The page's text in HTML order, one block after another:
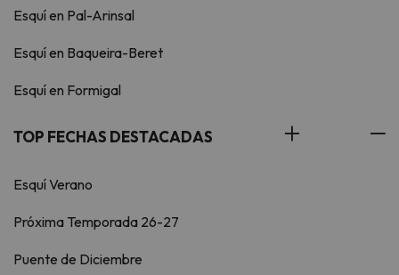
Esquí en Pal-Arinsal
Esquí en Baqueira-Beret
Esquí en Formigal
TOP FECHAS DESTACADAS
Esquí Verano
Próxima Temporada 26-27
Puente de Diciembre